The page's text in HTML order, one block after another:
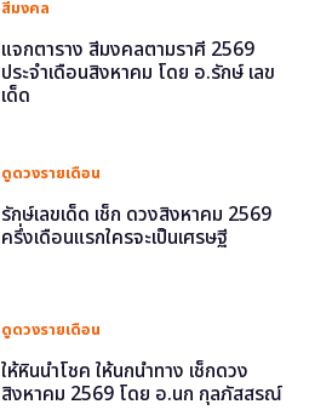
สีมงคล
แจกตาราง สีมงคลตามราศี 2569
ประจำเดือนสิงหาคม โดย อ.รักษ์ เลข
เด็ด
ดูดวงรายเดือน
รักษ์เลขเด็ด เช็ก ดวงสิงหาคม 2569
ครึ่งเดือนแรกใครจะเป็นเศรษฐี
ดูดวงรายเดือน
ให้หินนำโชค ให้นกนำทาง เช็กดวง
สิงหาคม 2569 โดย อ.นก กุลภัสสรณ์